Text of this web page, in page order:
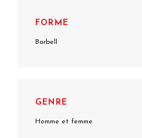
FORME
Barbell
GENRE
Homme et femme